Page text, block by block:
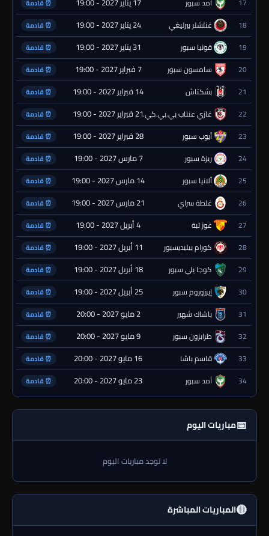
17 آمد سبور ⏰ قادمة
18 غنتشلر بيرليغي 24 يناير 2027 - 19:00 ⏰ قادمة
19 قونيا سبور 31 يناير 2027 - 19:00 ⏰ قادمة
20 سامسون سبور 7 فبراير 2027 - 19:00 ⏰ قادمة
21 بشكتاش 14 فبراير 2027 - 19:00 ⏰ قادمة
22 غازي عنتاب بي.بي.كي.21 فبراير 2027 - 19:00 ⏰ قادمة
23 أيوب سبور 28 فبراير 2027 - 19:00 ⏰ قادمة
24 ريزة سبور 7 مارس 2027 - 19:00 ⏰ قادمة
25 ألانيا سبور 14 مارس 2027 - 19:00 ⏰ قادمة
26 غلطة سراي 21 مارس 2027 - 19:00 ⏰ قادمة
27 غوز تبة 4 أبريل 2027 - 19:00 ⏰ قادمة
28 كورام بيليديسبور 11 أبريل 2027 - 19:00 ⏰ قادمة
29 كوجا يلي سبور 18 أبريل 2027 - 19:00 ⏰ قادمة
30 إيرزوروم سبور 25 أبريل 2027 - 19:00 ⏰ قادمة
31 باشاك شهير 2 مايو 2027 - 20:00 ⏰ قادمة
32 طرابزون سبور 9 مايو 2027 - 20:00 ⏰ قادمة
33 قاسم باشا 16 مايو 2027 - 20:00 ⏰ قادمة
34 آمد سبور 23 مايو 2027 - 20:00 ⏰ قادمة
📅مباريات اليوم
لا توجد مباريات اليوم
🔴المباريات المباشرة